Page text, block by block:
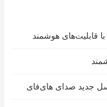
قابلیت‌های هوشمند